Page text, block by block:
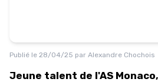
Publié le 28/04/25 par Alexandre Chochois
Jeune talent de l'AS